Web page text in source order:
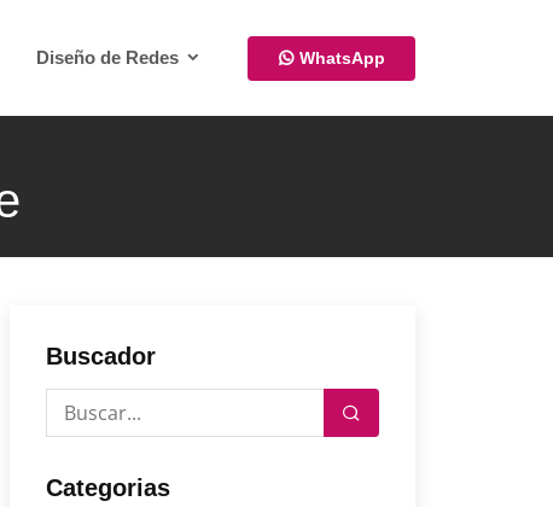
Diseño de Redes WhatsApp
Buscador
Categorias